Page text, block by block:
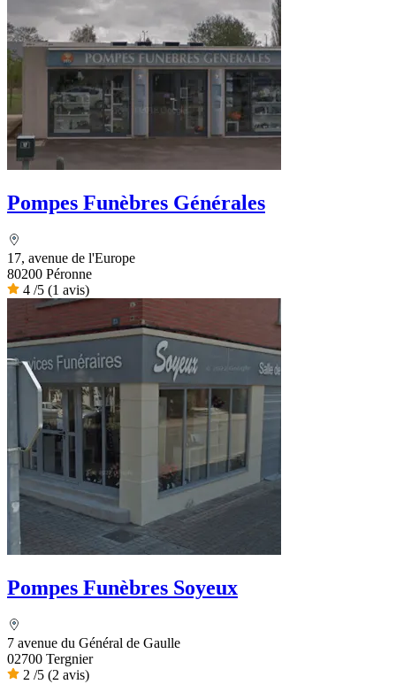
Pompes Funèbres Générales
17, avenue de l'Europe
80200 Péronne
4 /5 (1 avis)
Pompes Funèbres Soyeux
7 avenue du Général de Gaulle
02700 Tergnier
2 /5 (2 avis)